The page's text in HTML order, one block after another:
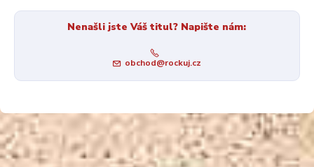
Nenašli jste Váš titul? Napište nám:
obchod@rockuj.cz